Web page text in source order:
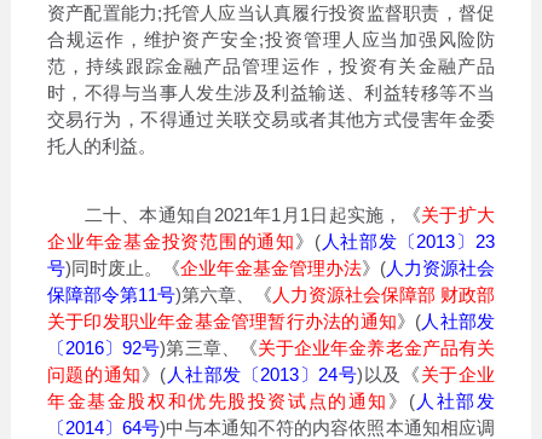
资产配置能力;托管人应当认真履行投资监督职责，督促
合规运作，维护资产安全;投资管理人应当加强风险防
范，持续跟踪金融产品管理运作，投资有关金融产品
时，不得与当事人发生涉及利益输送、利益转移等不当
交易行为，不得通过关联交易或者其他方式侵害年金委
托人的利益。
二十、本通知自2021年1月1日起实施，《关于扩大
企业年金基金投资范围的通知》(人社部发〔2013〕23
号)同时废止。《企业年金基金管理办法》(人力资源社会
保障部令第11号)第六章、《 人力资源社会保障部 财政部
关于印发职业年金基金管理暂行办法的通知》(人社部发
〔2016〕92号)第三章、《关于企业年金养老金产品有关
问题的通知》( 人社部发〔2013〕24号)以及《关于企业
年金基金股权和优先股投资试点的通知 》(人社部发
〔2014〕64号)中与本通知不符的内容依照本通知相应调